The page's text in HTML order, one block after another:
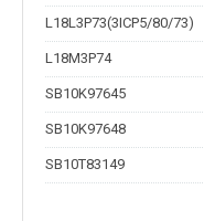
L18L3P73(3ICP5/80/73)
L18M3P74
SB10K97645
SB10K97648
SB10T83149